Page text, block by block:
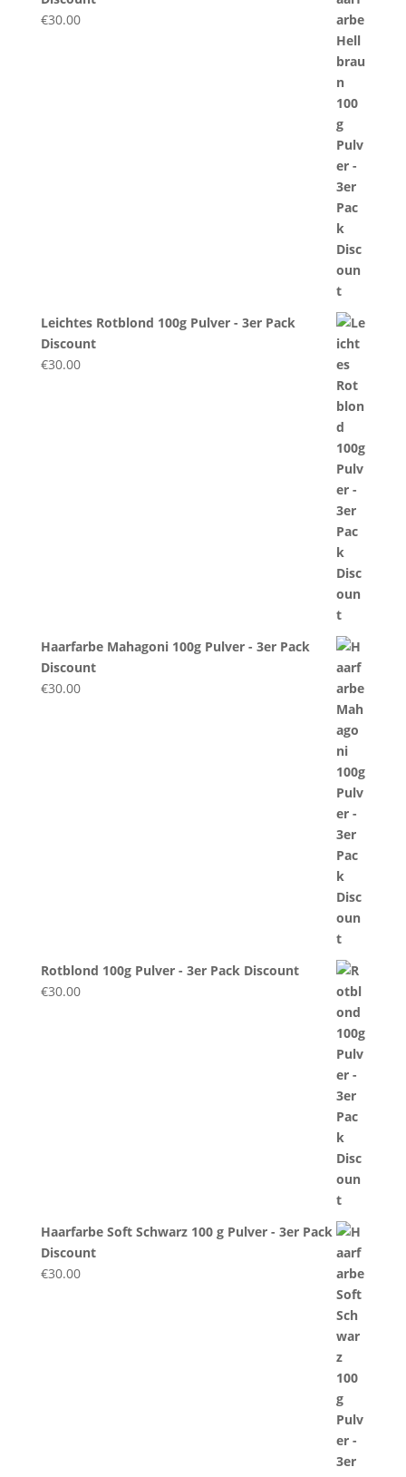
€30.00
Leichtes Rotblond 100g Pulver - 3er Pack
Discount
€30.00
Haarfarbe Mahagoni 100g Pulver - 3er Pack
Discount
€30.00
Rotblond 100g Pulver - 3er Pack Discount
€30.00
Haarfarbe Soft Schwarz 100 g Pulver - 3er Pack
Discount
€30.00